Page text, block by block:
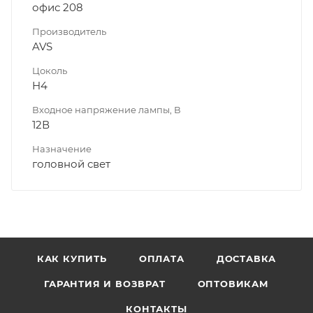
офис 208
Производитель
AVS
Цоколь
H4
Входное напряжение лампы, В
12В
Назначение
головной свет
КАК КУПИТЬ ОПЛАТА ДОСТАВКА
ГАРАНТИЯ И ВОЗВРАТ ОПТОВИКАМ
КОНТАКТЫ